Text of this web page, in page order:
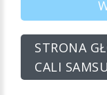
STRONA
CALI